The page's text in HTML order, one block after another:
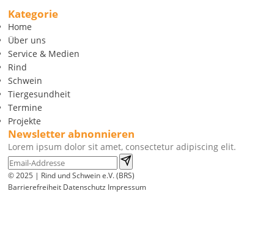
Kategorie
Home
Über uns
Service & Medien
Rind
Schwein
Tiergesundheit
Termine
Projekte
Newsletter abnonnieren
Lorem ipsum dolor sit amet, consectetur adipiscing elit.
© 2025 | Rind und Schwein e.V. (BRS)
Barrierefreiheit Datenschutz Impressum